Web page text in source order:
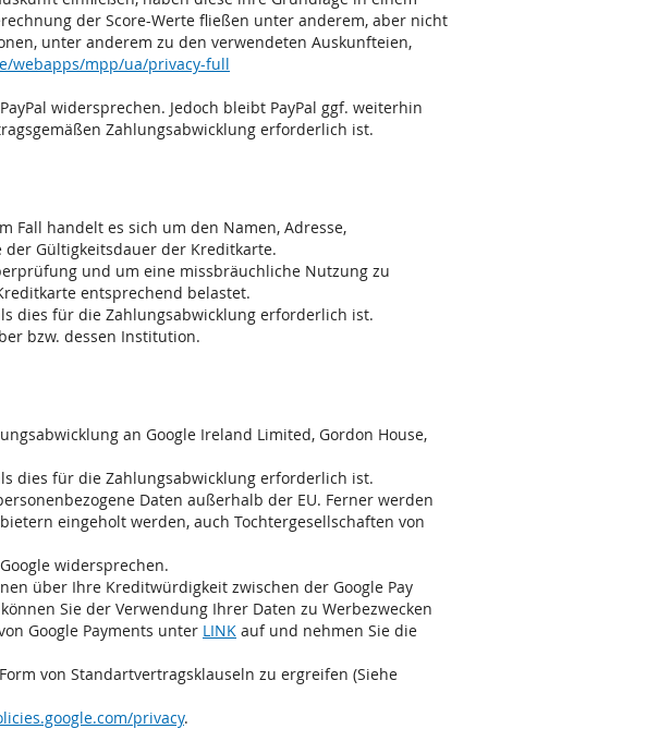
der Score-Werte fließen unter anderem, aber nicht
unter anderem zu den verwendeten Auskunfteien,
webapps/mpp/ua/privacy-full
widersprechen. Jedoch bleibt PayPal ggf. weiterhin
Zahlungsabwicklung erforderlich ist.
Fall handelt es sich um den Namen, Adresse,
Gültigkeitsdauer der Kreditkarte.
und um eine missbräuchliche Nutzung zu
entsprechend belastet.
dies für die Zahlungsabwicklung erforderlich ist.
bzw. dessen Institution.
an Google Ireland Limited, Gordon House,
dies für die Zahlungsabwicklung erforderlich ist.
Daten außerhalb der EU. Ferner werden
eingeholt werden, auch Tochtergesellschaften von
widersprechen.
über Ihre Kreditwürdigkeit zwischen der Google Pay
Sie der Verwendung Ihrer Daten zu Werbezwecken
Google Payments unter LINK auf und nehmen Sie die
von Standartvertragsklauseln zu ergreifen (Siehe
privacy.